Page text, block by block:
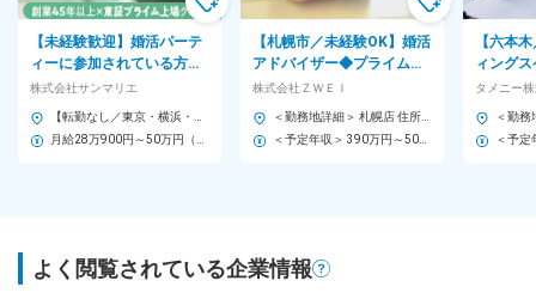
【未経験歓迎】婚活パーテ
ィーに参加されている方
へ、当社サービスの入会を
ご提案
株式会社サンマリエ
【札幌市／未経験OK】婚活
アドバイザー◆プライム上
場企業G◆年休124日◆座り
ながらの接客◎
株式会社ＺＷＥＩ
【六本
ィング
社婚活
日／グ
タメニー
よく閲覧されている企業情報